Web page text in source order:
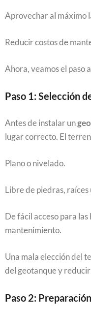
Aprovechar al máximo
Reducir costos de
Ahora, veamos el paso
Paso 1: Selección
Antes de instalar un
lugar correcto. El
Plano o nivelado.
Libre de piedras, raíces
De fácil acceso para
mantenimiento.
Una mala elección del
del geotanque y
Paso 2: